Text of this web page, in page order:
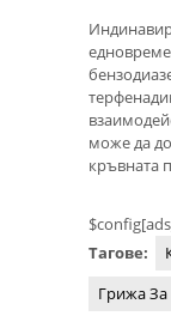
може да
кръвната
Тагове:
Грижа За